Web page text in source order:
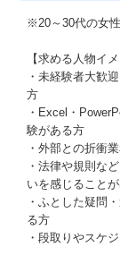
※20～30代の女
【求める人物イメ
・未経験者大歓
方
・Excel・
験がある方
・外部との折衝
・法律や規則な
いを感じること
・ふとした疑問
る方
・段取りやスケ